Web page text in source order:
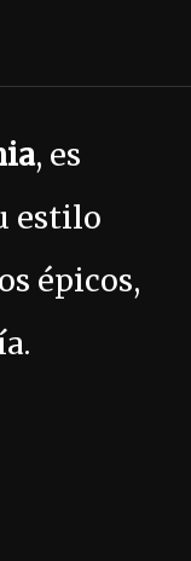
, es
estilo
épicos,